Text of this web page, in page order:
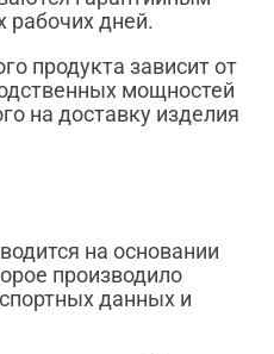
рабочих дней.
продукта зависит от
мощностей
на доставку изделия
на основании
производило
данных и